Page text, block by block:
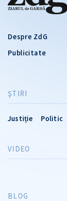
Despre ZdG
Publicitate
ŞTIRI
Justiție Politic
VIDEO
BLOG